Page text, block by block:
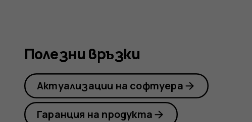
2.1
Полезни връзки
Актуализации на софтуера
Гаранция на продукта